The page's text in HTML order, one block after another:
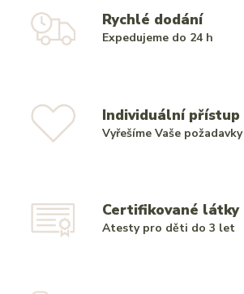
Rychlé dodání
Expedujeme do 24 h
Individuální přístup
Vyřešíme Vaše požadavky
Certifikované látky
Atesty pro děti do 3 let